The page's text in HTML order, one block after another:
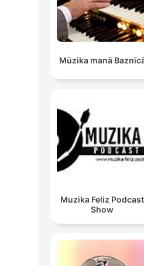
Mūzika manā
Muzika Feliz Podcast
Show